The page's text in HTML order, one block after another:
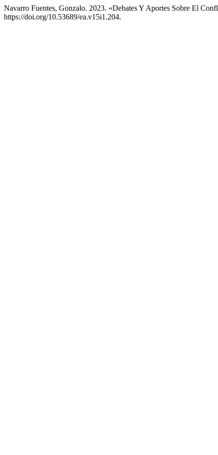
Navarro Fuentes, Gonzalo. 2023. «Debates Y Aportes Sobre El
https://doi.org/10.53689/ea.v15i1.204.